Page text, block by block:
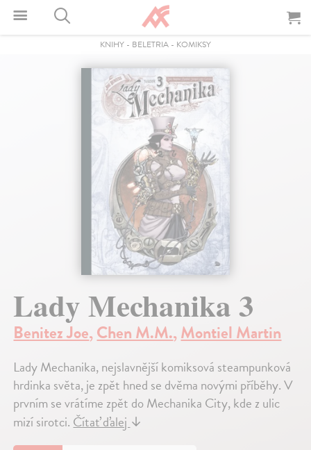
KNIHY - BELETRIA - KOMIKSY
Lady Mechanika 3
Benitez Joe,Chen M.M.,Montiel Martin
Lady Mechanika, nejslavnější komiksová steampunková
hrdinka světa, je zpět hned se dvěma novými příběhy. V
prvním se vrátíme zpět do Mechanika City, kde z ulic
mizí sirotci. Čítať ďalej ↓